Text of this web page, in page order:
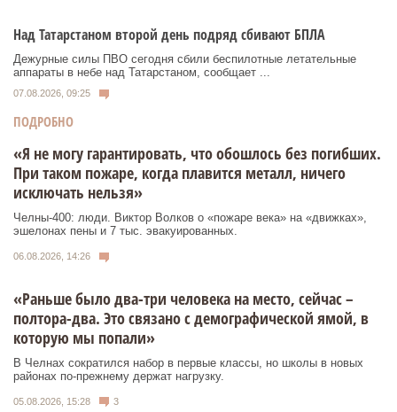
Над Татарстаном второй день подряд сбивают БПЛА
Дежурные силы ПВО сегодня сбили беспилотные летательные
аппараты в небе над Татарстаном, сообщает ...
07.08.2026, 09:25
ПОДРОБНО
«Я не могу гарантировать, что обошлось без погибших.
При таком пожаре, когда плавится металл, ничего
исключать нельзя»
Челны-400: люди. Виктор Волков о «пожаре века» на «движках»,
эшелонах пены и 7 тыс. эвакуированных.
06.08.2026, 14:26
«Раньше было два-три человека на место, сейчас –
полтора-два. Это связано с демографической ямой, в
которую мы попали»
В Челнах сократился набор в первые классы, но школы в новых
районах по-прежнему держат нагрузку.
05.08.2026, 15:28 3